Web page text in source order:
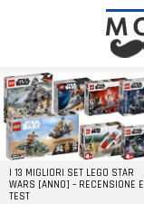
LATEST
STORIES
I 13 MIGLIORI SET LEGO STAR
WARS [ANNO] – RECENSIONE E
TEST